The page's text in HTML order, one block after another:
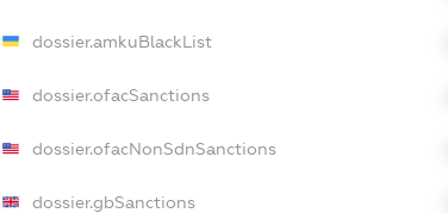
dossier.amkuBlackList
dossier.ofacSanctions
dossier.ofacNonSdnSanctions
dossier.gbSanctions